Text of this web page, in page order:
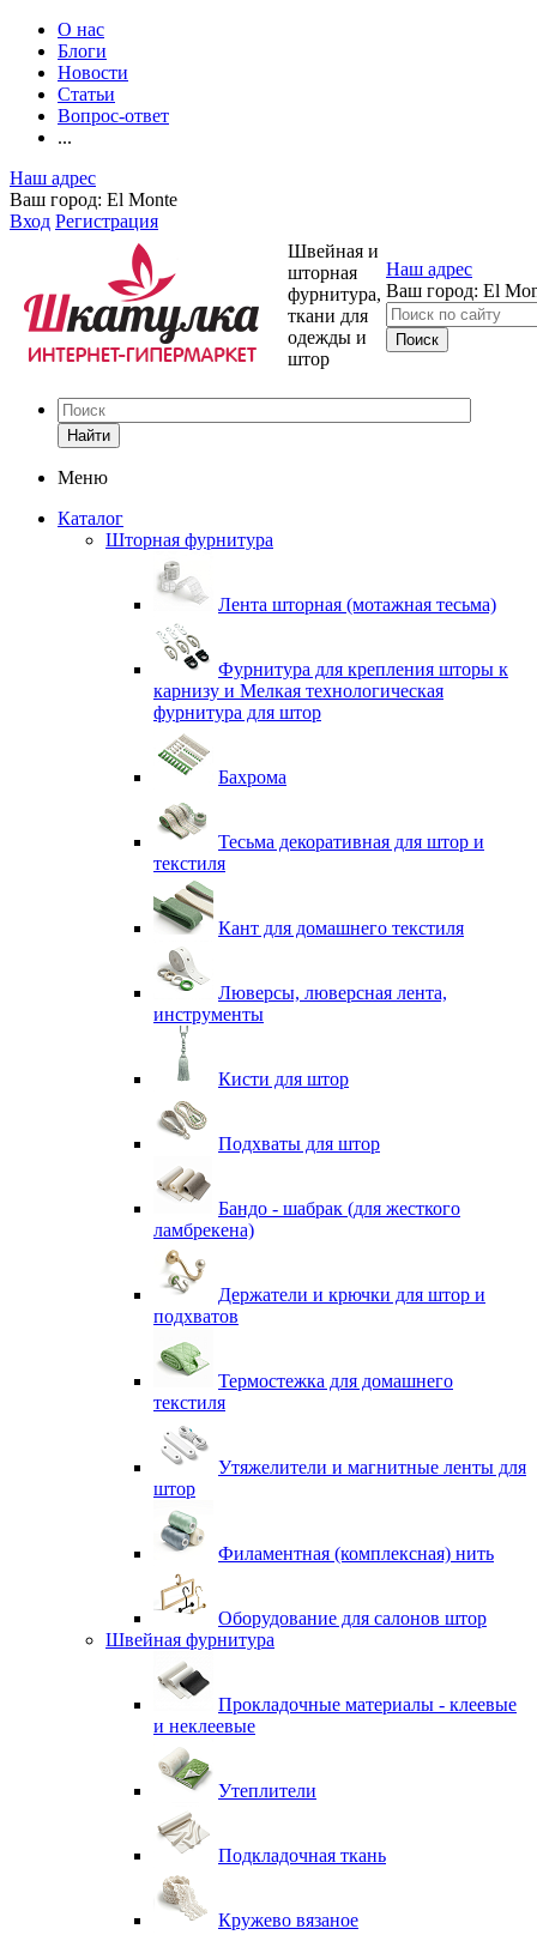
О нас
Блоги
Новости
Статьи
Вопрос-ответ
...
Наш адрес
Ваш город: El Monte
Вход Регистрация
Швейная и
шторная
фурнитура,
ткани для
одежды и
штор
Наш адрес
Ваш город: El
Найти
Меню
Каталог
Шторная фурнитура
Лента шторная (мотажная тесьма)
Фурнитура для крепления шторы к
карнизу и Мелкая технологическая
фурнитура для штор
Бахрома
Тесьма декоративная для штор и
текстиля
Кант для домашнего текстиля
Люверсы, люверсная лента,
инструменты
Кисти для штор
Подхваты для штор
Бандо - шабрак (для жесткого
ламбрекена)
Держатели и крючки для штор и
подхватов
Термостежка для домашнего
текстиля
Утяжелители и магнитные ленты для
штор
Филаментная (комплексная) нить
Оборудование для салонов штор
Швейная фурнитура
Прокладочные материалы - клеевые
и неклеевые
Утеплители
Подкладочная ткань
Кружево вязаное